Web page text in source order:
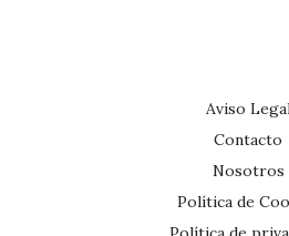
Aviso
Contacto
Nosotros
Política de